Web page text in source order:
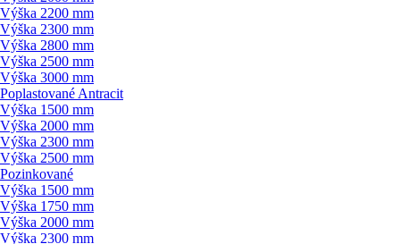
Výška 2200 mm
Výška 2300 mm
Výška 2800 mm
Výška 2500 mm
Výška 3000 mm
Poplastované Antracit
Výška 1500 mm
Výška 2000 mm
Výška 2300 mm
Výška 2500 mm
Pozinkované
Výška 1500 mm
Výška 1750 mm
Výška 2000 mm
Výška 2300 mm